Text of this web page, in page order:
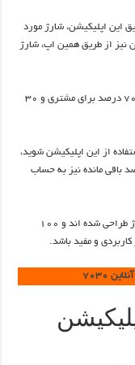
این اپلیکیشن، شارژ مورد
نیز از طریق همین اپ، شارژ
فلسفه انتخاب نام ۷۰۳۰ برای این اپلیکیشن از شعار ۷۰ درصد برای مشتری و ۳۰
از این اپلیکیشن شوید،
سود فروش به شما تعلق گرفته و ۳۰ درصد باقی مانده نیز به حساب
این موضوع در برابر اپلیکیشن هایی که برای خرید شارژ طراحی شده اند و ۱۰۰
و مفید باشد.
۷۰۳۰